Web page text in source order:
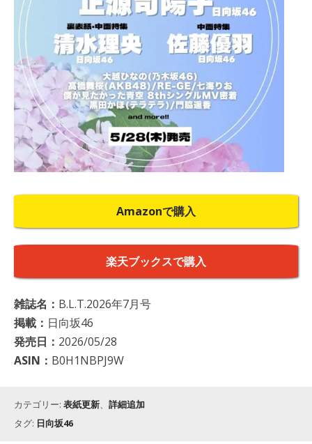
Amazonで購入
楽天ブックスで購入
雑誌名： B.L.T.2026年7月号
掲載： 日向坂46
発売日： 2026/05/28
ASIN： B0H1NBPJ9W
カテゴリー: 表紙更新、 詳細追加
タグ: 日向坂46